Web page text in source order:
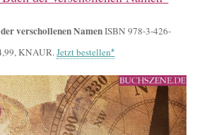
verschollenen NamenISBN 978-3-426-
KNAUR.Jetzt bestellen